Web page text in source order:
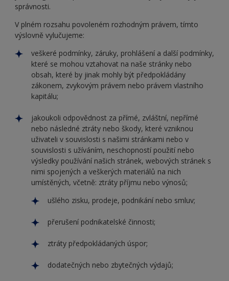
správnosti.
V plném rozsahu povoleném rozhodným právem, tímto
výslovně vylučujeme:
veškeré podmínky, záruky, prohlášení a další podmínky,
které se mohou vztahovat na naše stránky nebo
obsah, které by jinak mohly být předpokládány
zákonem, zvykovým právem nebo právem vlastního
kapitálu;
jakoukoli odpovědnost za přímé, zvláštní, nepřímé
nebo následné ztráty nebo škody, které vzniknou
uživateli v souvislosti s našimi stránkami nebo v
souvislosti s užíváním, neschopností použití nebo
výsledky používání našich stránek, webových stránek s
nimi spojených a veškerých materiálů na nich
umístěných, včetně: ztráty příjmu nebo výnosů;
ušlého zisku, prodeje, podnikání nebo smluv;
přerušení podnikatelské činnosti;
ztráty předpokládaných úspor;
dodatečných nebo zbytečných výdajů;